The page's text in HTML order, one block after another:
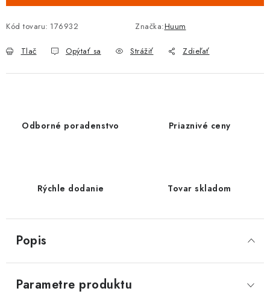
Kód tovaru: 176932 Značka:Huum
Tlač Opýtať sa Strážiť Zdieľať
Odborné poradenstvo Priaznivé ceny
Rýchle dodanie Tovar skladom
Popis
Parametre produktu